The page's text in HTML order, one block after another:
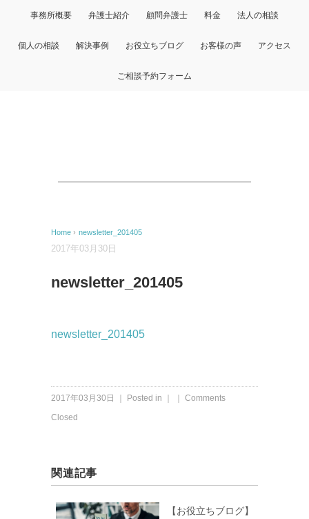
事務所概要 弁護士紹介 顧問弁護士 料金 法人の相談
個人の相談 解決事例 お役立ちブログ お客様の声 アクセス
ご相談予約フォーム
Home › newsletter_201405
2017年03月30日
newsletter_201405
newsletter_201405
2017年03月30日 ｜ Posted in ｜ ｜ Comments
Closed
関連記事
【お役立ちブログ】